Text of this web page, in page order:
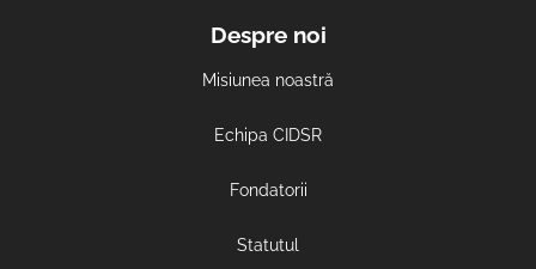
Despre noi
Misiunea noastră
Echipa CIDSR
Fondatorii
Statutul